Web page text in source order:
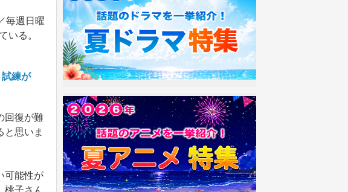
毎週日曜
いる。
練が
回復が難
と思いま
可能性が
桃子さん